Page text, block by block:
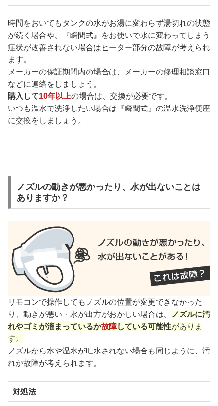
時間をおいてもタンクの水がお湯に変わらず湯切れの状態
が続く場合や、『瞬間式』をお使いで水に変わってしまう
症状が改善されない場合はヒーター部分の故障が考えられ
ます。
メーカーの保証期間内の場合は、メーカーの修理相談窓口
などに連絡をしましょう。
購入して10年以上の場合は、交換が必要です。
いつも温水で洗浄したい場合は『瞬間式』の温水洗浄便座
に交換をしましょう。
ノズルの動きが悪かったり、水が出ないことは
ありますか？
リモコンで操作してもノズルの位置が変更できなかった
り、動きが悪い・水が出方がおかしい場合は、
ノズルに汚
れやゴミが溜まっているか故障している可能性がありま
す。
ノズルから水や温水が吐水されない場合も同じように、汚
れか故障が考えられます。
対処法